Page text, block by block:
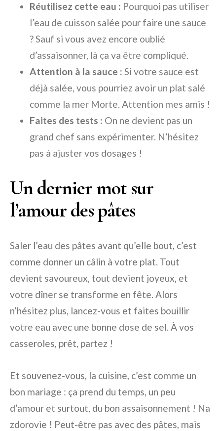
Réutilisez cette eau : Pourquoi pas utiliser
l’eau de cuisson salée pour faire une sauce
? Sauf si vous avez encore oublié
d’assaisonner, là ça va être compliqué.
Attention à la sauce : Si votre sauce est
déjà salée, vous pourriez avoir un plat salé
comme la mer Morte. Attention mes amis !
Faites des tests : On ne devient pas un
grand chef sans expérimenter. N’hésitez
pas à ajuster vos dosages !
Un dernier mot sur
l’amour des pâtes
Saler l’eau des pâtes avant qu’elle bout, c’est
comme donner un câlin à votre plat. Tout
devient savoureux, tout devient joyeux, et
votre dîner se transforme en fête. Alors
n’hésitez plus, lancez-vous et faites bouillir
votre eau avec une bonne dose de sel. À vos
casseroles, prêt, partez !
Et souvenez-vous, la cuisine, c’est comme un
bon mariage : ça prend du temps, un peu
d’amour et surtout, du bon assaisonnement ! Na
zdorovie ! Peut-être pas avec des pâtes, mais